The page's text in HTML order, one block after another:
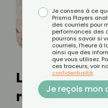
Le sirop
remplacer le
Je consens à ce
Prisma Players
des courriels pour
performances des
pourrons savoir si
courriels, l'heure à
ainsi que des
que vous utilisez.
ces traceurs, voir
confidentialité.
Je reçois mon